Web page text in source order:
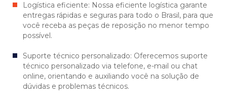
Logística eficiente: Nossa eficiente logística garante
entregas rápidas e seguras para todo o Brasil, para que
você receba as peças de reposição no menor tempo
possível.
Suporte técnico personalizado: Oferecemos suporte
técnico personalizado via telefone, e-mail ou chat
online, orientando e auxiliando você na solução de
dúvidas e problemas técnicos.